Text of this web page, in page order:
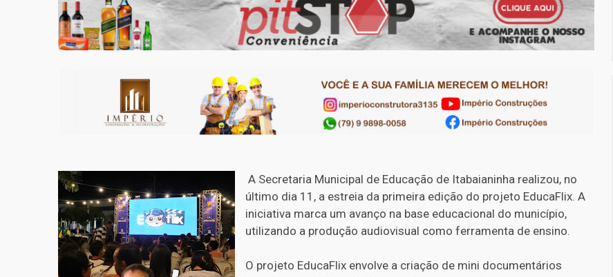
A Secretaria Municipal de Educação de Itabaianinha realizou, no
último dia 11, a estreia da primeira edição do projeto EducaFlix. A
iniciativa marca um avanço na base educacional do município,
utilizando a produção audiovisual como ferramenta de ensino.
O projeto EducaFlix envolve a criação de mini documentários